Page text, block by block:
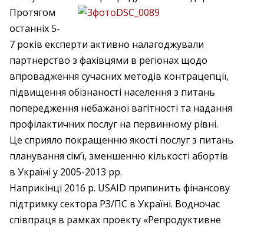
Протягом
останніх 5-
7 років експерти активно налагоджували
партнерство з фахівцями в регіонах щодо
впровадження сучасних методів контрацепції,
підвищення обізнаності населення з питань
попередження небажаної вагітності та надання
профілактичних послуг на первинному рівні.
Це сприяло покращенню якості послуг з питань
планування сім’ї, зменшенню кількості абортів
в Україні у 2005-2013 рр.
Наприкінці 2016 р. USAID припинить фінансову
підтримку сектора РЗ/ПС в Україні. Водночас
співпраця в рамках проекту «Репродуктивне